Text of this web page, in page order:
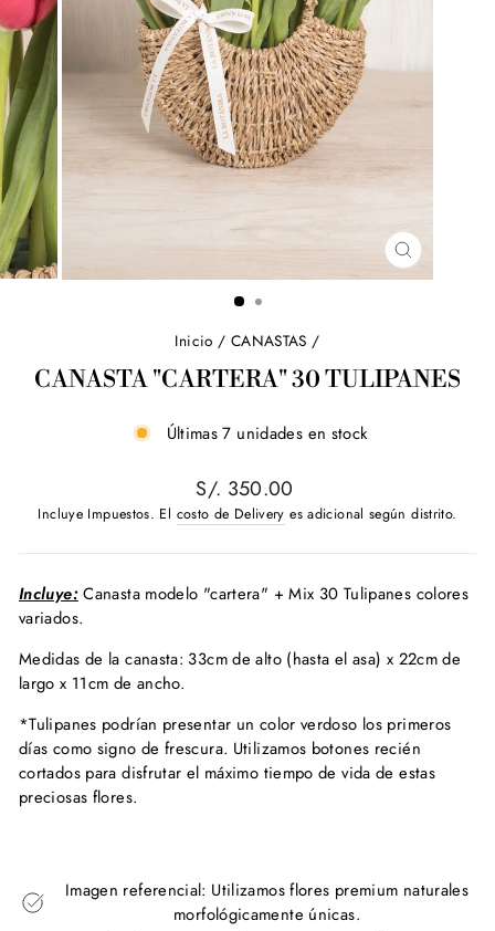
CERRAR
(ESC)
Inicio / CANASTAS /
CANASTA "CARTERA" 30 TULIPANES
Últimas 7 unidades en stock
Precio
habitual
S/. 350.00
Incluye Impuestos. El costo de Delivery es adicional según distrito.
Incluye:Canasta modelo "cartera" + Mix 30 Tulipanes colores
variados.
Medidas de la canasta: 33cm de alto (hasta el asa) x 22cm de
largo x 11cm de ancho.
*Tulipanes podrían presentar un color verdoso los primeros
días como signo de frescura. Utilizamos botones recién
cortados para disfrutar el máximo tiempo de vida de estas
preciosas flores.
Imagen referencial: Utilizamos flores premium naturales
morfológicamente únicas.